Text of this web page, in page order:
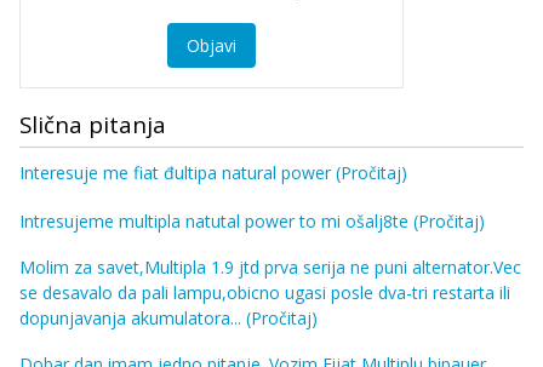
Objavi
Slična pitanja
Interesuje me fiat đultipa natural power(Pročitaj)
Intresujeme multipla natutal power to mi ošalj8te (Pročitaj)
Molim za savet,Multipla 1.9 jtd prva serija ne puni alternator.Vec
se desavalo da pali lampu,obicno ugasi posle dva-tri restarta ili
dopunjavanja akumulatora... (Pročitaj)